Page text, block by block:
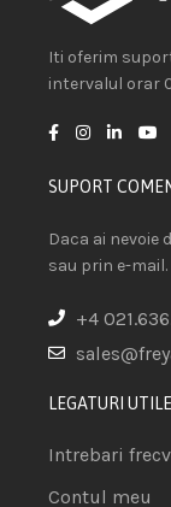
Iti oferim
intervalul orar
SUPORT
Daca ai
sau prin e-mail.
+4
LEGATURI UTILE
Intrebari
Contul meu